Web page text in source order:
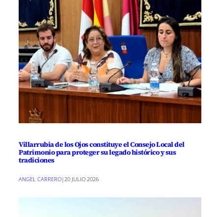
Villarrubia de los Ojos constituye el Consejo Local del
Patrimonio para proteger su legado histórico y sus
tradiciones
ANGEL CARRERO| 20 JULIO 2026